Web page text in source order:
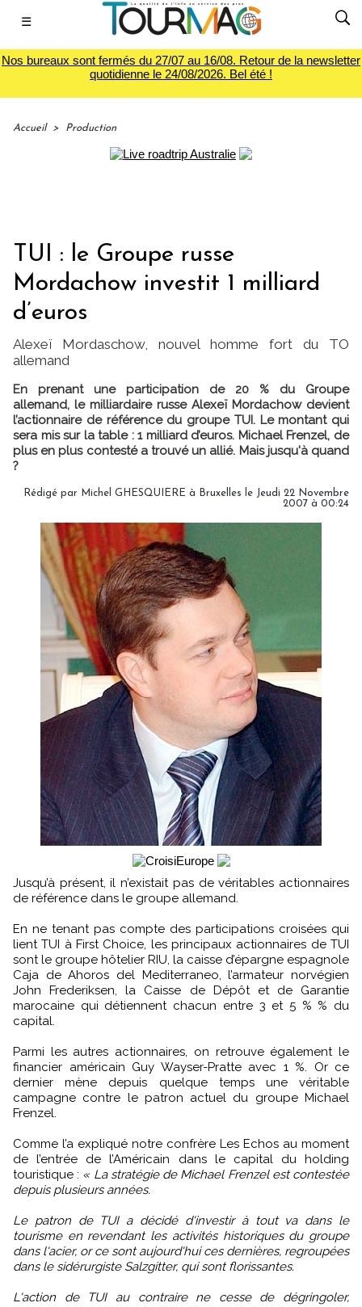
☰
Nos bureaux sont fermés du 27/07 au 16/08. Retour de la newsletter
quotidienne le 24/08/2026. Bel été !
Accueil > Production
TUI : le Groupe russe
Mordachow investit 1 milliard
d’euros
Alexeï Mordaschow, nouvel homme fort du TO
allemand
En prenant une participation de 20 % du Groupe
allemand, le milliardaire russe Alexeï Mordachow devient
l’actionnaire de référence du groupe TUI. Le montant qui
sera mis sur la table : 1 milliard d’euros. Michael Frenzel, de
plus en plus contesté a trouvé un allié. Mais jusqu'à quand
?
Rédigé par Michel GHESQUIERE à Bruxelles le Jeudi 22 Novembre
2007 à 00:24
Jusqu’à présent, il n’existait pas de véritables actionnaires
de référence dans le groupe allemand.
En ne tenant pas compte des participations croisées qui
lient TUI à First Choice, les principaux actionnaires de TUI
sont le groupe hôtelier RIU, la caisse d’épargne espagnole
Caja de Ahoros del Mediterraneo, l’armateur norvégien
John Frederiksen, la Caisse de Dépôt et de Garantie
marocaine qui détiennent chacun entre 3 et 5 % % du
capital.
Parmi les autres actionnaires, on retrouve également le
financier américain Guy Wayser-Pratte avec 1 %. Or ce
dernier mène depuis quelque temps une véritable
campagne contre le patron actuel du groupe Michael
Frenzel.
Comme l’a expliqué notre confrère Les Echos au moment
de l’entrée de l’Américain dans le capital du holding
touristique : « La stratégie de Michael Frenzel est contestée
depuis plusieurs années.
Le patron de TUI a décidé d'investir à tout va dans le
tourisme en revendant les activités historiques du groupe
dans l'acier, or ce sont aujourd'hui ces dernières, regroupées
dans le sidérurgiste Salzgitter, qui sont florissantes.
L'action de TUI au contraire ne cesse de dégringoler,